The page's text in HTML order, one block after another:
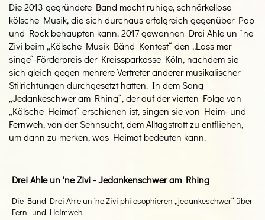
Die 2013 gegründete Band macht ruhige, schnörkellose
kölsche Musik, die sich durchaus erfolgreich gegenüber Pop
und Rock behaupten kann. 2017 gewannen Drei Ahle un `ne
Zivi beim „Kölsche Musik Bänd Kontest“ den „Loss mer
singe“-Förderpreis der Kreissparkasse Köln, nachdem sie
sich gleich gegen mehrere Vertreter anderer musikalischer
Stilrichtungen durchgesetzt hatten. In dem Song
„Jedankeschwer am Rhing“, der auf der vierten Folge von
„Kölsche Heimat“ erschienen ist, singen sie von Heim- und
Fernweh, von der Sehnsucht, dem Alltagstrott zu entfliehen,
um dann zu merken, was Heimat bedeuten kann.
Drei Ahle un 'ne Zivi - Jedankenschwer am Rhing
Die Band Drei Ahle un ‘ne Zivi philosophieren „jedankeschwer“ über
Fern- und Heimweh.